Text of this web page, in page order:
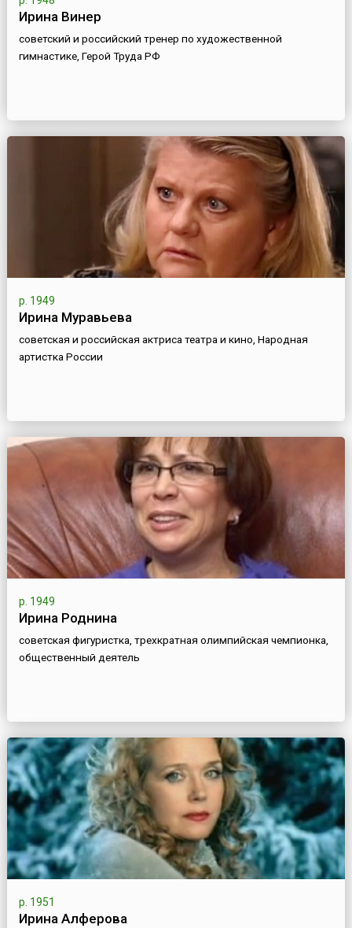
Ирина Винер
советский и российский тренер по художественной
гимнастике, Герой Труда РФ
р. 1949
Ирина Муравьева
советская и российская актриса театра и кино, Народная
артистка России
р. 1949
Ирина Роднина
советская фигуристка, трехкратная олимпийская чемпионка,
общественный деятель
р. 1951
Ирина Алферова